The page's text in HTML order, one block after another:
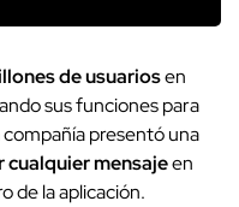
de usuariosen
sus funciones para
presentó una
cualquier mensajeen
de la aplicación.